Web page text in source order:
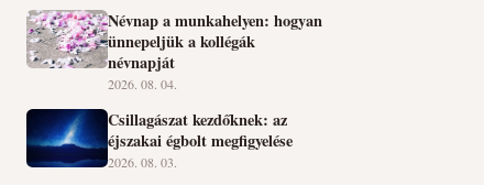
Névnap a munkahelyen: hogyan
ünnepeljük a kollégák
névnapját
2026. 08. 04.
Csillagászat kezdőknek: az
éjszakai égbolt megfigyelése
2026. 08. 03.